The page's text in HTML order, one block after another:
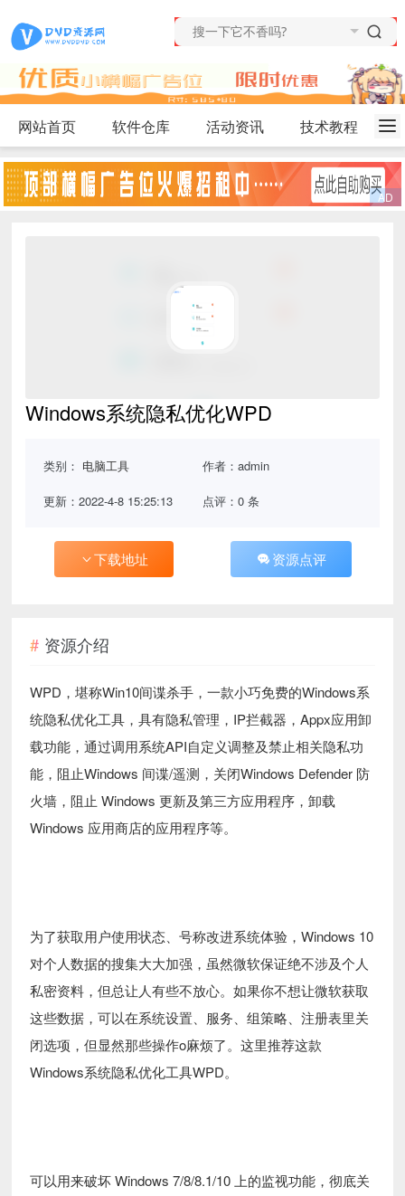
网站首页 软件仓库 活动资讯 技术教程
Windows系统隐私优化WPD
类别： 电脑工具 作者：admin
更新：2022-4-8 15:25:13 点评：0 条
下载地址 资源点评
资源介绍
WPD，堪称Win10间谍杀手，一款小巧免费的Windows系
统隐私优化工具，具有隐私管理，IP拦截器，Appx应用卸
载功能，通过调用系统API自定义调整及禁止相关隐私功
能，阻止Windows 间谍/遥测，关闭Windows Defender 防
火墙，阻止 Windows 更新及第三方应用程序，卸载
Windows 应用商店的应用程序等。
为了获取用户使用状态、号称改进系统体验，Windows 10
对个人数据的搜集大大加强，虽然微软保证绝不涉及个人
私密资料，但总让人有些不放心。如果你不想让微软获取
这些数据，可以在系统设置、服务、组策略、注册表里关
闭选项，但显然那些操作o麻烦了。这里推荐这款
Windows系统隐私优化工具WPD。
可以用来破坏 Windows 7/8/8.1/10 上的监视功能，彻底关